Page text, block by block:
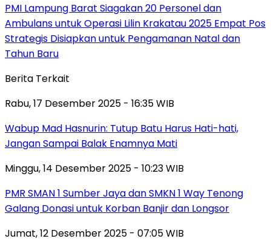
PMI Lampung Barat Siagakan 20 Personel dan
Ambulans untuk Operasi Lilin Krakatau 2025 Empat Pos
Strategis Disiapkan untuk Pengamanan Natal dan
Tahun Baru
Berita Terkait
Rabu, 17 Desember 2025 - 16:35 WIB
Wabup Mad Hasnurin: Tutup Batu Harus Hati-hati,
Jangan Sampai Balak Enamnya Mati
Minggu, 14 Desember 2025 - 10:23 WIB
PMR SMAN 1 Sumber Jaya dan SMKN 1 Way Tenong
Galang Donasi untuk Korban Banjir dan Longsor
Jumat, 12 Desember 2025 - 07:05 WIB